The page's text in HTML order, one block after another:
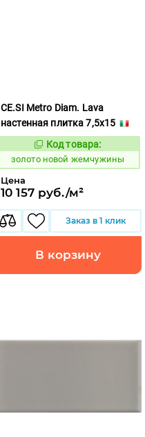
CE.SI Metro Diam. Lava
настенная плитка 7,5x15
523776
Код товара:
золото новой жемчужины
Цена
10 157 руб./м²
Заказ в 1 клик
В корзину